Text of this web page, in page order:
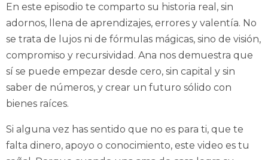
En este episodio te comparto su historia real, sin
adornos, llena de aprendizajes, errores y valentía. No
se trata de lujos ni de fórmulas mágicas, sino de visión,
compromiso y recursividad. Ana nos demuestra que
sí se puede empezar desde cero, sin capital y sin
saber de números, y crear un futuro sólido con
bienes raíces.
Si alguna vez has sentido que no es para ti, que te
falta dinero, apoyo o conocimiento, este video es tu